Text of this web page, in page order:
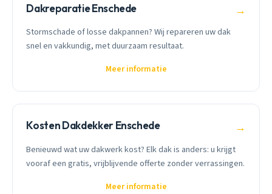
Dakreparatie Enschede →
Stormschade of losse dakpannen? Wij repareren uw dak
snel en vakkundig, met duurzaam resultaat.
Meer informatie
Kosten Dakdekker Enschede →
Benieuwd wat uw dakwerk kost? Elk dak is anders: u krijgt
vooraf een gratis, vrijblijvende offerte zonder verrassingen.
Meer informatie